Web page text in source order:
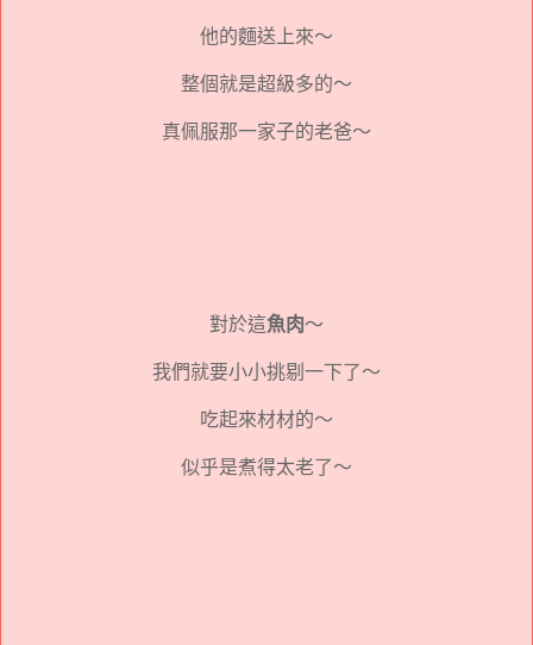
他的麵送上來～
整個就是超級多的～
真佩服那一家子的老爸～
對於這魚肉～
我們就要小小挑剔一下了～
吃起來材材的～
似乎是煮得太老了～